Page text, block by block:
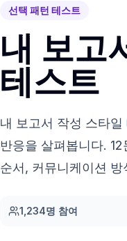
선택 패턴 테스트
내 보고
테스트
내 보고서 작성 스타
반응을 살펴봅니다.
순서, 커뮤니케이션
1,234명 참여